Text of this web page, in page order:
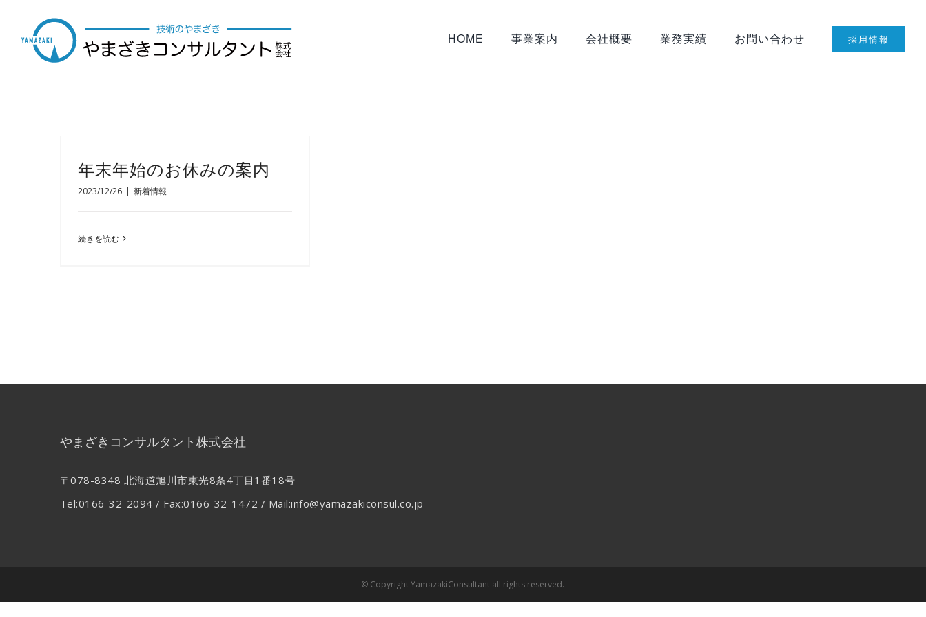
HOME 事業案内 会社概要 業務実績 お問い合わせ 採用情報
年末年始のお休みの案内
2023/12/26 | 新着情報
続きを読む
やまざきコンサルタント株式会社
〒078-8348 北海道旭川市東光8条4丁目1番18号
Tel:0166-32-2094 / Fax:0166-32-1472 / Mail:info@yamazakiconsul.co.jp
© Copyright YamazakiConsultant all rights reserved.